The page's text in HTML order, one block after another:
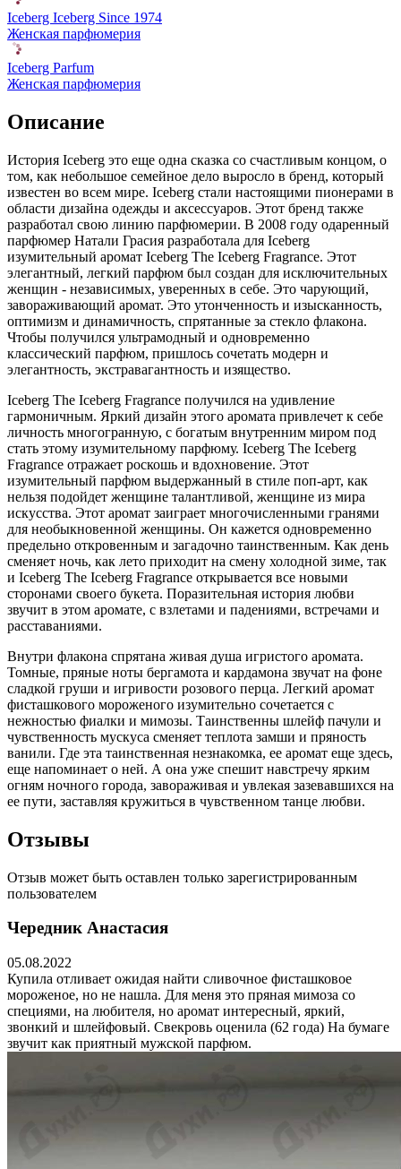
Iceberg Iceberg Since 1974
Женская парфюмерия
Iceberg Parfum
Женская парфюмерия
Описание
История Iceberg это еще одна сказка со счастливым концом, о
том, как небольшое семейное дело выросло в бренд, который
известен во всем мире. Iceberg стали настоящими пионерами в
области дизайна одежды и аксессуаров. Этот бренд также
разработал свою линию парфюмерии. В 2008 году одаренный
парфюмер Натали Грасия разработала для Iceberg
изумительный аромат Iceberg The Iceberg Fragrance. Этот
элегантный, легкий парфюм был создан для исключительных
женщин - независимых, уверенных в себе. Это чарующий,
завораживающий аромат. Это утонченность и изысканность,
оптимизм и динамичность, спрятанные за стекло флакона.
Чтобы получился ультрамодный и одновременно
классический парфюм, пришлось сочетать модерн и
элегантность, экстравагантность и изящество.
Iceberg The Iceberg Fragrance получился на удивление
гармоничным. Яркий дизайн этого аромата привлечет к себе
личность многогранную, с богатым внутренним миром под
стать этому изумительному парфюму. Iceberg The Iceberg
Fragrance отражает роскошь и вдохновение. Этот
изумительный парфюм выдержанный в стиле поп-арт, как
нельзя подойдет женщине талантливой, женщине из мира
искусства. Этот аромат заиграет многочисленными гранями
для необыкновенной женщины. Он кажется одновременно
предельно откровенным и загадочно таинственным. Как день
сменяет ночь, как лето приходит на смену холодной зиме, так
и Iceberg The Iceberg Fragrance открывается все новыми
сторонами своего букета. Поразительная история любви
звучит в этом аромате, с взлетами и падениями, встречами и
расставаниями.
Внутри флакона спрятана живая душа игристого аромата.
Томные, пряные ноты бергамота и кардамона звучат на фоне
сладкой груши и игривости розового перца. Легкий аромат
фисташкового мороженого изумительно сочетается с
нежностью фиалки и мимозы. Таинственны шлейф пачули и
чувственность мускуса сменяет теплота замши и пряность
ванили. Где эта таинственная незнакомка, ее аромат еще здесь,
еще напоминает о ней. А она уже спешит навстречу ярким
огням ночного города, завораживая и увлекая зазевавшихся на
ее пути, заставляя кружиться в чувственном танце любви.
Отзывы
Отзыв может быть оставлен только зарегистрированным
пользователем
Чередник Анастасия
05.08.2022
Купила отливает ожидая найти сливочное фисташковое
мороженое, но не нашла. Для меня это пряная мимоза со
специями, на любителя, но аромат интересный, яркий,
звонкий и шлейфовый. Свекровь оценила (62 года) На бумаге
звучит как приятный мужской парфюм.